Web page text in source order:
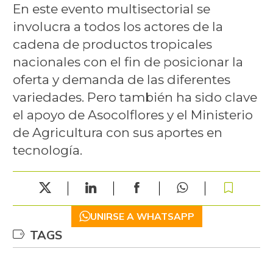
En este evento multisectorial se
involucra a todos los actores de la
cadena de productos tropicales
nacionales con el fin de posicionar la
oferta y demanda de las diferentes
variedades. Pero también ha sido clave
el apoyo de Asocolflores y el Ministerio
de Agricultura con sus aportes en
tecnología.
UNIRSE A WHATSAPP
TAGS